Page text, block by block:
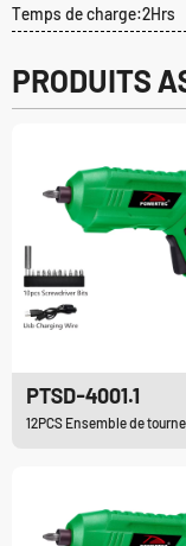
Temps de charge:2Hrs
PRODUITS
PTSD-4001.1